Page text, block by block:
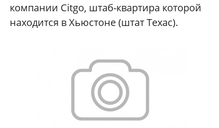
компании Citgo, штаб-квартира которой
находится в Хьюстоне (штат Техас).